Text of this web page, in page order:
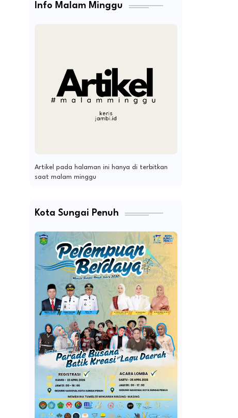
Info Malam Minggu
Artikel pada halaman ini hanya di terbitkan
saat malam minggu
Kota Sungai Penuh